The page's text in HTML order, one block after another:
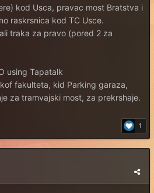
kod Usca, pravac most Bratstva i
raskrsnica kod TC Usce.
traka za pravo (pored 2 za
using Tapatalk
fakulteta, kid Parking garaza,
za tramvajski most, za prekrshaje.
1